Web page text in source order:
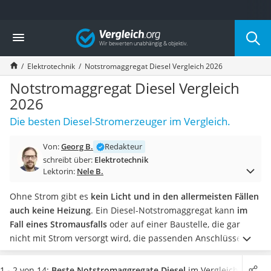
Die beliebtesten Vergleiche nach Kategorie
Baumarkt
Tresor feuerfest
Makita-Akku-Rasenmäher
Kappsäge
Smartes Türschloss
Akku-Rasentrimmer
Feuchtigkeitsmessgerät
Split-Klimaanlage 2 Innengeräte
Pelletofen
Bohrmaschine
Tiefbrunnenpumpe
Fliesenschneider
Hochdruckreiniger
Doppelschleifer
Überwachungskamera
Benzinrasenmäher mit Elektrostart
Vergleich
Elektrotechnik Notstromaggregat Diesel Vergleich 2026
Notstromaggregat Diesel Vergleich
2026
Die besten Diesel-Stromerzeuger im Vergleich.
Von:Georg B.
Redakteur
schreibt über: Elektrotechnik
Lektorin: Nele B.
Ohne Strom gibt es kein Licht und in den allermeisten Fällen
auch keine Heizung. Ein Diesel-Notstromaggregat kann im
Fall eines Stromausfalls oder auf einer Baustelle, die gar
nicht mit Strom versorgt wird, die passenden Anschlüsse
bereitstellen undsogar empfindliche Computertechnik mit
gleichbleibender Spannungspeisen. Tests im Internet zeigen,